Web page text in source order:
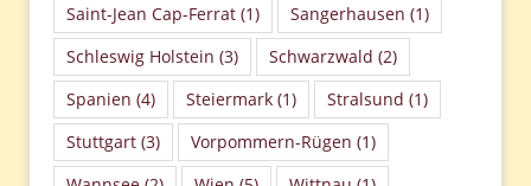
Saint-Jean Cap-Ferrat (1) Sangerhausen (1)
Schleswig Holstein (3) Schwarzwald (2)
Spanien (4) Steiermark (1) Stralsund (1)
Stuttgart (3) Vorpommern-Rügen (1)